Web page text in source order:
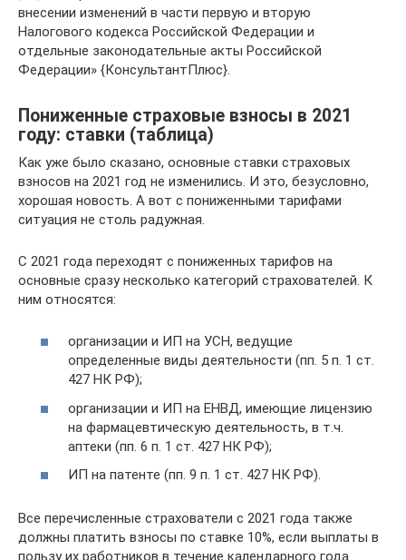
внесении изменений в части первую и вторую
Налогового кодекса Российской Федерации и
отдельные законодательные акты Российской
Федерации» {КонсультантПлюс}.
Пониженные страховые взносы в 2021
году: ставки (таблица)
Как уже было сказано, основные ставки страховых
взносов на 2021 год не изменились. И это, безусловно,
хорошая новость. А вот с пониженными тарифами
ситуация не столь радужная.
С 2021 года переходят с пониженных тарифов на
основные сразу несколько категорий страхователей. К
ним относятся:
организации и ИП на УСН, ведущие
определенные виды деятельности (пп. 5 п. 1 ст.
427 НК РФ);
организации и ИП на ЕНВД, имеющие лицензию
на фармацевтическую деятельность, в т.ч.
аптеки (пп. 6 п. 1 ст. 427 НК РФ);
ИП на патенте (пп. 9 п. 1 ст. 427 НК РФ).
Все перечисленные страхователи с 2021 года также
должны платить взносы по ставке 10%, если выплаты в
пользу их работников в течение календарного года